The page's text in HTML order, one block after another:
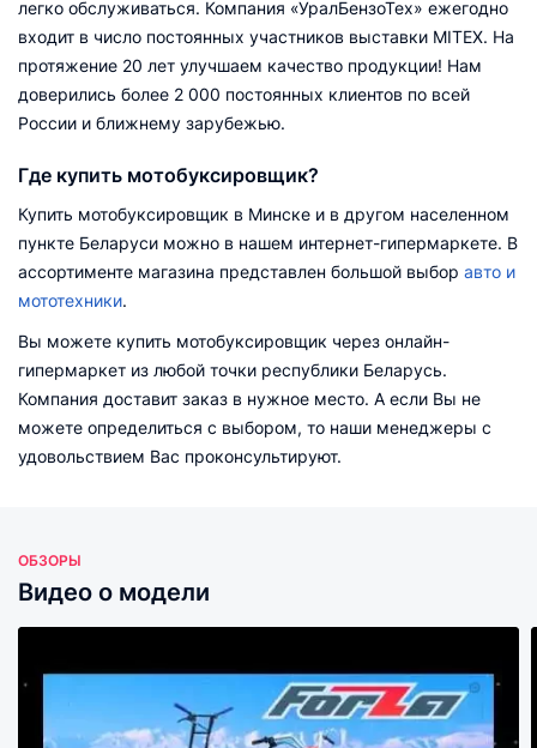
легко обслуживаться. Компания «УралБензоТех» ежегодно
входит в число постоянных участников выставки MITEX. На
протяжение 20 лет улучшаем качество продукции! Нам
доверились более 2 000 постоянных клиентов по всей
России и ближнему зарубежью.
Где купить мотобуксировщик?
Купить мотобуксировщик в Минске и в другом населенном
пункте Беларуси можно в нашем интернет-гипермаркете. В
ассортименте магазина представлен большой выбор авто и
мототехники.
Вы можете купить мотобуксировщик через онлайн-
гипермаркет из любой точки республики Беларусь.
Компания доставит заказ в нужное место. А если Вы не
можете определиться с выбором, то наши менеджеры с
удовольствием Вас проконсультируют.
ОБЗОРЫ
Видео о модели